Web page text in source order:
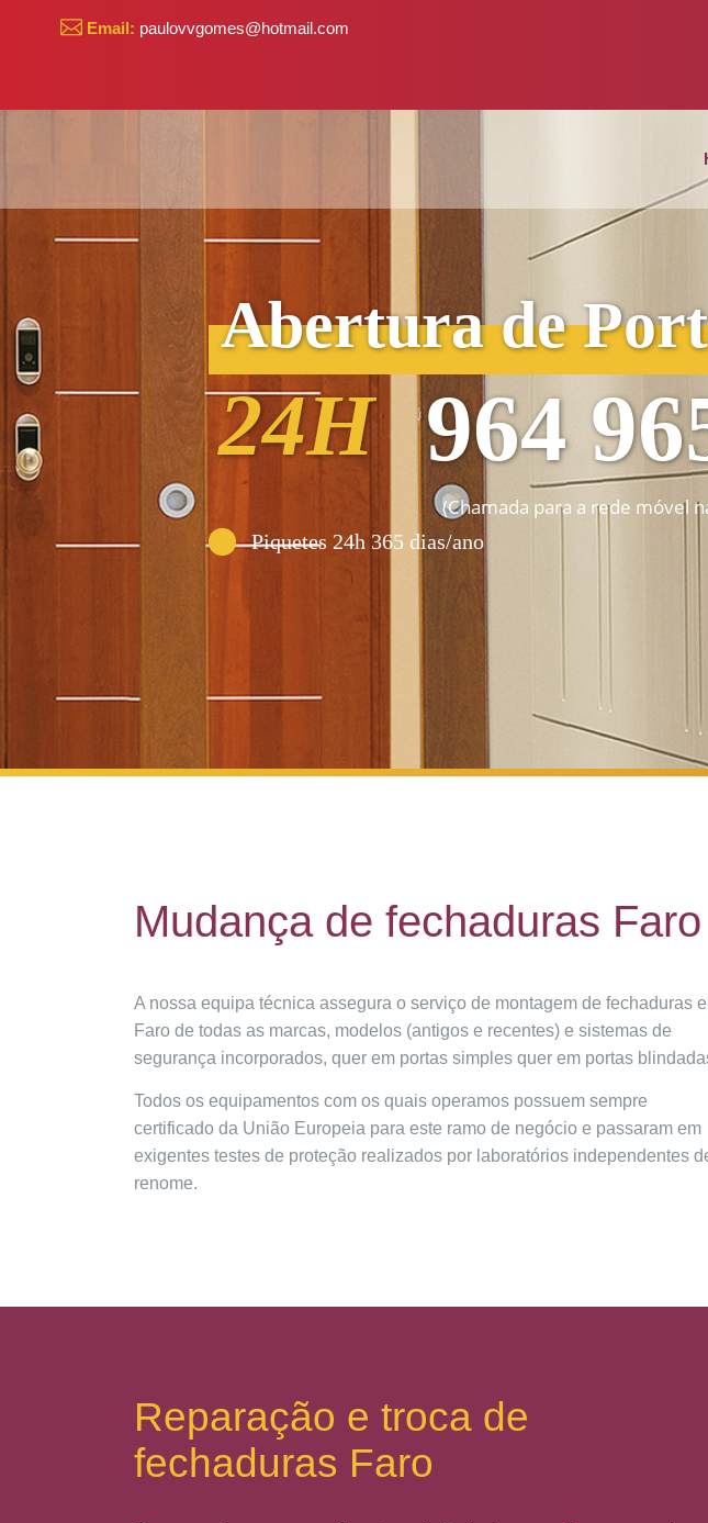
Email: paulovvgomes@hotmail.com
Abertura de
Piquetes 24h 365 dias/ano
24H 964
(Chamada para a rede móvel
Mudança de fechaduras Faro
A nossa equipa técnica assegura o serviço de montagem de fechaduras
Faro de todas as marcas, modelos (antigos e recentes) e sistemas de
segurança incorporados, quer em portas simples quer em portas
Todos os equipamentos com os quais operamos possuem sempre
certificado da União Europeia para este ramo de negócio e passaram em
exigentes testes de proteção realizados por laboratórios independentes
renome.
Reparação e troca de
fechaduras Faro